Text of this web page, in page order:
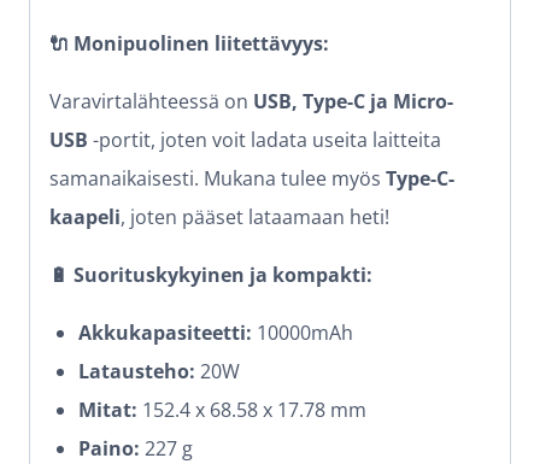
🔌 Monipuolinen liitettävyys:
Varavirtalähteessä on USB, Type-C ja Micro-
USB -portit, joten voit ladata useita laitteita
samanaikaisesti. Mukana tulee myös Type-C-
kaapeli, joten pääset lataamaan heti!
🔋 Suorituskykyinen ja kompakti:
Akkukapasiteetti: 10000mAh
Latausteho: 20W
Mitat: 152.4 x 68.58 x 17.78 mm
Paino: 227 g